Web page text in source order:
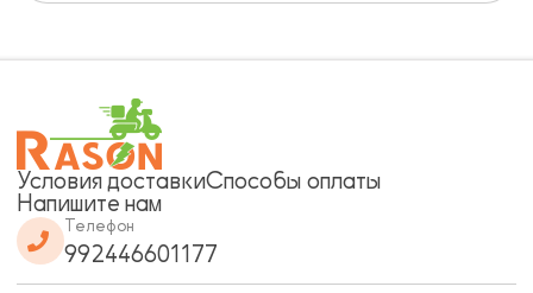
Условия доставкиСпособы оплаты
Напишите нам
Телефон
992446601177